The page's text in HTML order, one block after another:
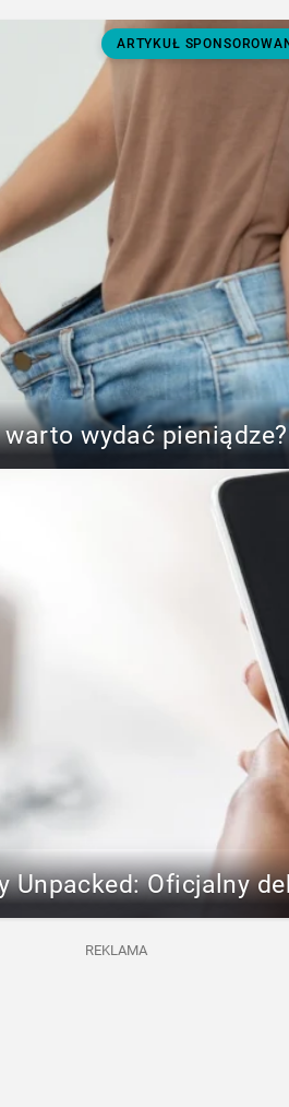
ARTYKUŁ
wydać pieniądze?
Unpacked: Oficjalny
REKLAMA